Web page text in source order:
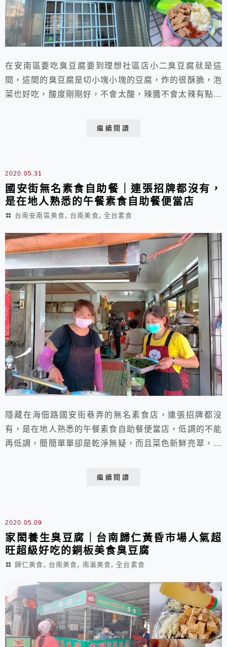
在安南區要吃臭豆腐要到理想社區店小二臭豆腐就是這
間，這間的臭豆腐是切小塊小塊的豆腐，炸的很酥脆，泡
菜也好吃，酸度剛剛好，不會太酸，辣醬不會太辣有點微
繼續閱讀
2020.05.31
國安街無名素食自助餐｜連張招牌都沒有，
是在地人熟悉的午餐素食自助餐便當店
台南安南區美食, 台南美食, 全台素食
隱藏在海佃路國安街巷弄的無名素食店，連張招牌都沒
有，是在地人熟悉的午餐素食自助餐便當店，低調的不能
再低調，簡簡單單卻是乾淨無疑，而且菜色新鮮亮翠，立
繼續閱讀
2020.05.09
家閎養生臭豆腐｜台南歸仁黃昏市場人氣超
旺超級好吃的銅板美食臭豆腐
歸仁美食 , 台南美食, 南瀛美食,全台素食